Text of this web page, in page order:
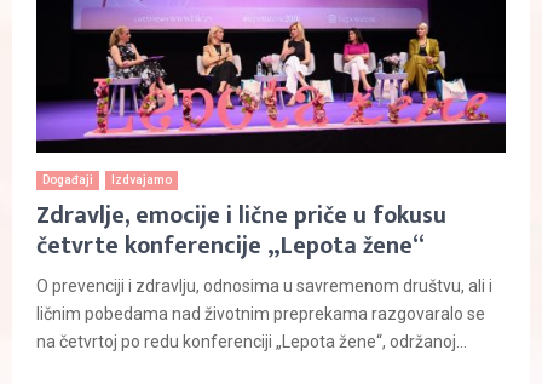
Događaji Izdvajamo
Zdravlje, emocije i lične priče u fokusu
četvrte konferencije „Lepota žene“
O prevenciji i zdravlju, odnosima u savremenom društvu, ali i
ličnim pobedama nad životnim preprekama razgovaralo se
na četvrtoj po redu konferenciji „Lepota žene“, održanoj...